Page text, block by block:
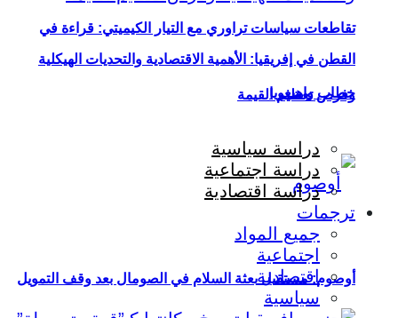
تقاطعات سياسات تراوري مع التيار الكيميتي: قراءة في
خطاب واهيغويا
أوصوم: مستقبل بعثة السلام في الصومال بعد وقف التمويل
القطن في إفريقيا: الأهمية الاقتصادية والتحديات الهيكلية
وفرص تعظيم القيمة
دراسة سياسية
دراسة اجتماعية
دراسة اقتصادية
ترجمات
جميع المواد
اجتماعية
اقتصادية
سياسية